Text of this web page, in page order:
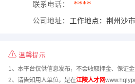
联系电话： ****
公司地址： 工作地点：荆州沙
温馨提示
1、本平台仅供信息发布，不会收取押金、保证金
2、请告知用人单位，是在江陵人才网